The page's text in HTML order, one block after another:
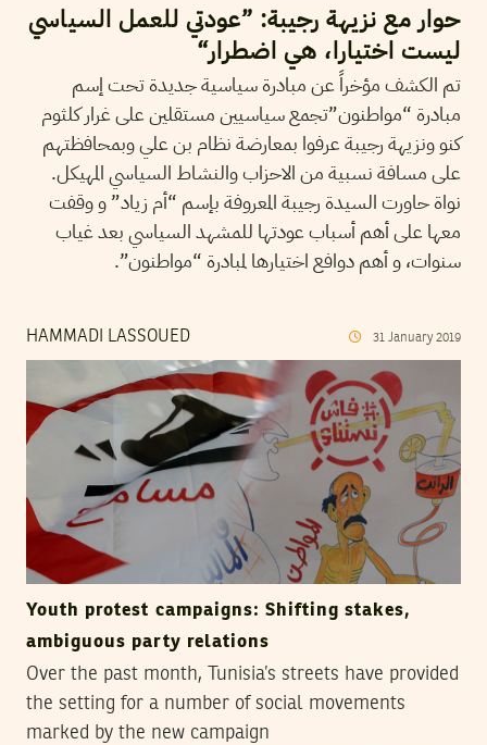
حوار مع نزيهة رجيبة: ”عودتي للعمل السياسي
ليست اختيارا، هي اضطرار“
تم الكشف مؤخراً عن مبادرة سياسية جديدة تحت إسم
مبادرة “مواطنون”تجمع سياسيين مستقلين على غرار كلثوم
كنو ونزيهة رجيبة عرفوا بمعارضة نظام بن علي وبمحافظتهم
على مسافة نسبية من الاحزاب والنشاط السياسي المهيكل.
نواة حاورت السيدة رجيبة المعروفة بإسم “أم زياد” و وقفت
معها على أهم أسباب عودتها للمشهد السياسي بعد غياب
سنوات، و أهم دوافع اختيارها لمبادرة “مواطنون”.
HAMMADI LASSOUED 31 January 2019
Youth protest campaigns: Shifting stakes,
ambiguous party relations
Over the past month, Tunisia’s streets have provided
the setting for a number of social movements
marked by the new campaign